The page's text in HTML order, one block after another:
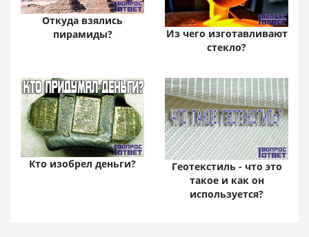
Откуда взялись
пирамиды?
Из чего изготавливают
стекло?
Кто изобрел деньги?
Геотекстиль - что это
такое и как он
используется?